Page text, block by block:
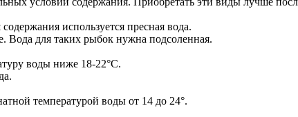
используется пресная вода.
Вода для таких рыбок нужна подсоленная.
воды ниже 18-22°С.
температурой воды от 14 до 24°.